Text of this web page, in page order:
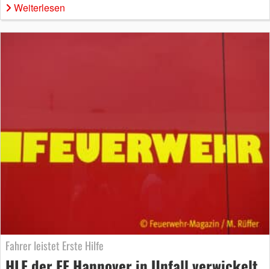
Weiterlesen
Fahrer leistet Erste Hilfe